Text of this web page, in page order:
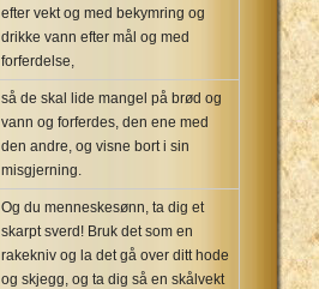
efter vekt og med bekymring og
drikke vann efter mål og med
forferdelse,
så de skal lide mangel på brød og
vann og forferdes, den ene med
den andre, og visne bort i sin
misgjerning.
Og du menneskesønn, ta dig et
skarpt sverd! Bruk det som en
rakekniv og la det gå over ditt hode
og skjegg, og ta dig så en skålvekt